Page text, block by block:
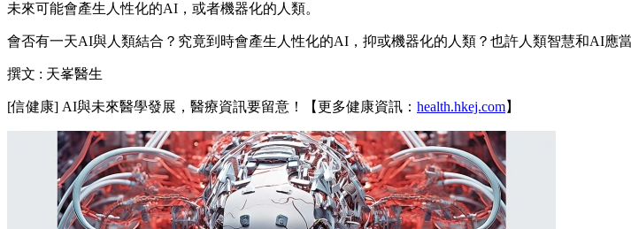
未來可能會產生人性化的AI，或者機器化的人類。
會否有一天AI與人類結合？究竟到時會產生人性化的AI，抑或機器化的人類？也許人類智慧和AI應
撰文 : 天峯醫生
[信健康] AI與未來醫學發展，醫療資訊要留意！【更多健康資訊： health.hkej.com】